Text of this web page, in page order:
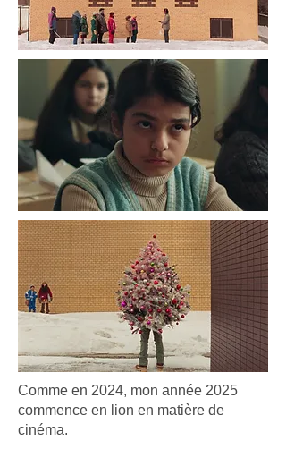
Comme en 2024, mon année 2025
commence en lion en matière de
cinéma.